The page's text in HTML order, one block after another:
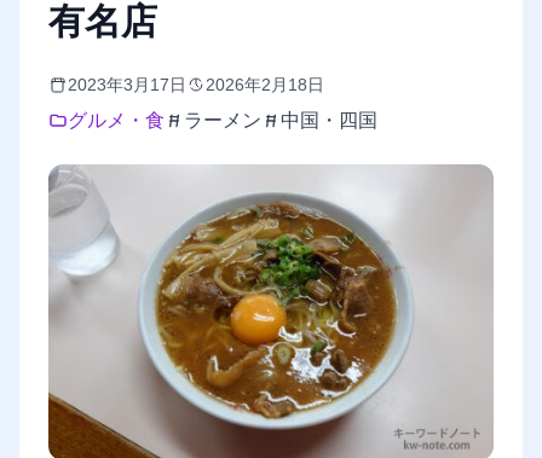
有名店
2023年3月17日 2026年2月18日
グルメ・食 ラーメン 中国・四国